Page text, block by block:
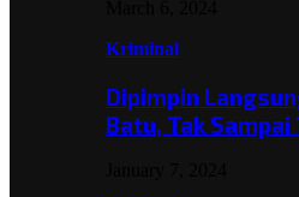
Kriminal
Dipimpin
Batu, Tak Sampai